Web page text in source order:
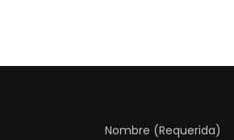
Nombre (Requerida)